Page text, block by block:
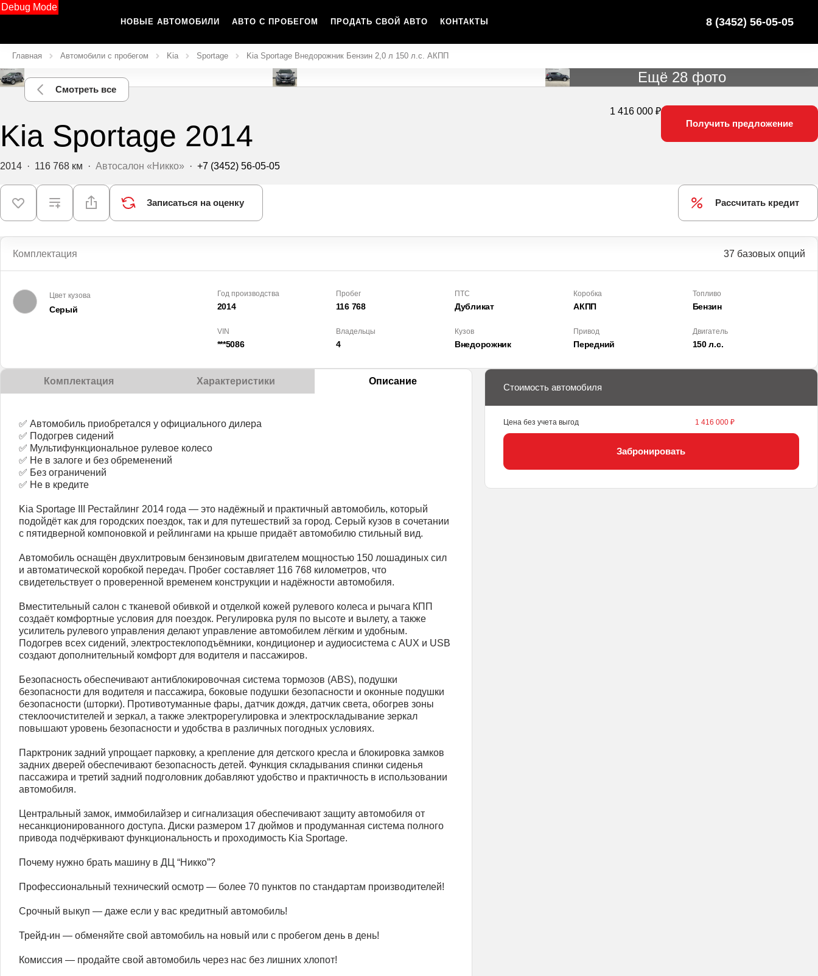
Debug Mode
НОВЫЕ АВТОМОБИЛИ АВТО С ПРОБЕГОМ ПРОДАТЬ СВОЙ АВТО КОНТАКТЫ 8 (3452) 56-05-05
Главная Автомобили с пробегом Kia Sportage Kia Sportage Внедорожник Бензин 2,0 л 150 л.с. АКПП
Ещё 28 фото
Смотреть все
Kia Sportage 2014
1 416 000 ₽
2014 · 116 768 км · Автосалон «Никко» · +7 (3452) 56-05-05
Получить предложение
Записаться на оценку Рассчитать кредит
Комплектация 37 базовых опций
Цвет кузова
Серый
Год производства
2014
Пробег
116 768
ПТС
Дубликат
Коробка
АКПП
Топливо
Бензин
VIN
***5086
Владельцы
4
Кузов
Внедорож­ник
Привод
Передний
Двигатель
150 л.с.
Комплектация Характеристики Описание
✅ Автомобиль приобретался у официального дилера
✅ Подогрев сидений
✅ Мультифункциональное рулевое колесо
✅ Не в залоге и без обременений
✅ Без ограничений
✅ Не в кредите
Kia Sportage III Рестайлинг 2014 года — это надёжный и практичный автомобиль, который
подойдёт как для городских поездок, так и для путешествий за город. Серый кузов в сочетании
с пятидверной компоновкой и рейлингами на крыше придаёт автомобилю стильный вид.
Автомобиль оснащён двухлитровым бензиновым двигателем мощностью 150 лошадиных сил
и автоматической коробкой передач. Пробег составляет 116 768 километров, что
свидетельствует о проверенной временем конструкции и надёжности автомобиля.
Вместительный салон с тканевой обивкой и отделкой кожей рулевого колеса и рычага КПП
создаёт комфортные условия для поездок. Регулировка руля по высоте и вылету, а также
усилитель рулевого управления делают управление автомобилем лёгким и удобным.
Подогрев всех сидений, электростеклоподъёмники, кондиционер и аудиосистема с AUX и USB
создают дополнительный комфорт для водителя и пассажиров.
Безопасность обеспечивают антиблокировочная система тормозов (ABS), подушки
безопасности для водителя и пассажира, боковые подушки безопасности и оконные подушки
безопасности (шторки). Противотуманные фары, датчик дождя, датчик света, обогрев зоны
стеклоочистителей и зеркал, а также электрорегулировка и электроскладывание зеркал
повышают уровень безопасности и удобства в различных погодных условиях.
Парктроник задний упрощает парковку, а крепление для детского кресла и блокировка замков
задних дверей обеспечивают безопасность детей. Функция складывания спинки сиденья
пассажира и третий задний подголовник добавляют удобство и практичность в использовании
автомобиля.
Центральный замок, иммобилайзер и сигнализация обеспечивают защиту автомобиля от
несанкционированного доступа. Диски размером 17 дюймов и продуманная система полного
привода подчёркивают функциональность и проходимость Kia Sportage.
Почему нужно брать машину в ДЦ “Никко”?
Профессиональный технический осмотр — более 70 пунктов по стандартам производителей!
Срочный выкуп — даже если у вас кредитный автомобиль!
Трейд-ин — обменяйте свой автомобиль на новый или с пробегом день в день!
Комиссия — продайте свой автомобиль через нас без лишних хлопот!
Стоимость автомобиля
Цена без учета выгод 1 416 000 ₽
Забронировать